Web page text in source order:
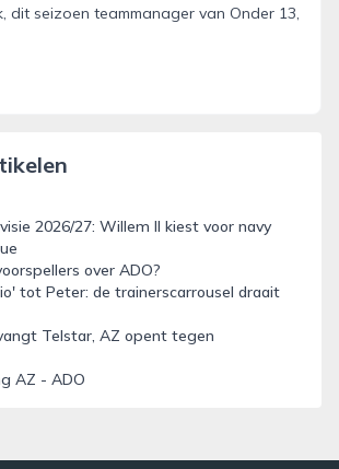
dit seizoen teammanager van Onder 13,
2026/27: Willem II kiest voor navy
over ADO?
tot Peter: de trainerscarrousel draait
Telstar, AZ opent tegen
AZ - ADO